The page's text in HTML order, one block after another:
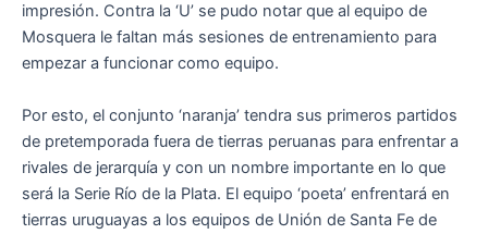
impresión. Contra la ‘U’ se pudo notar que al equipo de
Mosquera le faltan más sesiones de entrenamiento para
empezar a funcionar como equipo.
Por esto, el conjunto ‘naranja’ tendra sus primeros partidos
de pretemporada fuera de tierras peruanas para enfrentar a
rivales de jerarquía y con un nombre importante en lo que
será la Serie Río de la Plata. El equipo ‘poeta’ enfrentará en
tierras uruguayas a los equipos de Unión de Santa Fe de